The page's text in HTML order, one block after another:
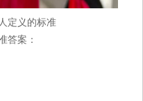
定义的标准
答案：